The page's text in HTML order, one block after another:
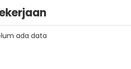
ada data